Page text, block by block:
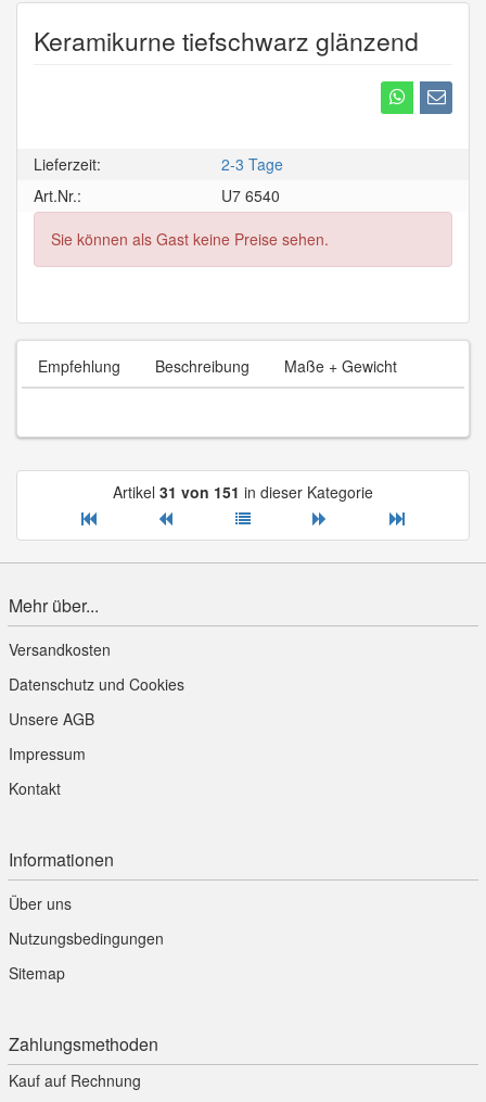
Keramikurne tiefschwarz glänzend
Lieferzeit:
2-3 Tage
Art.Nr.:
U7 6540
Sie können als Gast keine Preise sehen.
Empfehlung Beschreibung Maße + Gewicht
Artikel 31 von 151 in dieser Kategorie
Mehr über...
Versandkosten
Datenschutz und Cookies
Unsere AGB
Impressum
Kontakt
Informationen
Über uns
Nutzungsbedingungen
Sitemap
Zahlungsmethoden
Kauf auf Rechnung